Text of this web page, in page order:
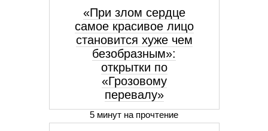
«При злом сердце
самое красивое лицо
становится хуже чем
безобразным»:
открытки по
«Грозовому
перевалу»
5 минут на прочтение